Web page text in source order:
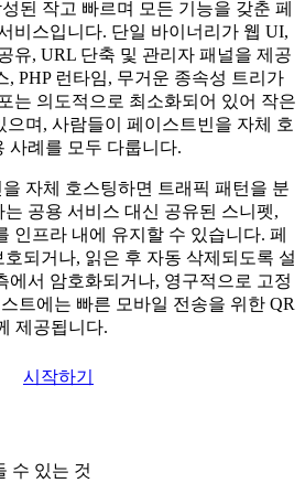
된 작고 빠르며 모든 기능을 갖춘 페
비스입니다. 단일 바이너리가 웹 UI,
유, URL 단축 및 관리자 패널을 제공
, PHP 런타임, 무거운 종속성 트리가
는 의도적으로 최소화되어 있어 작은
으며, 사람들이 페이스트빈을 자체 호
사례를 모두 다룹니다.
자체 호스팅하면 트래픽 패턴을 분
공용 서비스 대신 공유된 스니펫,
인프라 내에 유지할 수 있습니다. 페
되거나, 읽은 후 자동 삭제되도록 설
에서 암호화되거나, 영구적으로 고정
트에는 빠른 모바일 전송을 위한 QR
제공됩니다.
시작하기